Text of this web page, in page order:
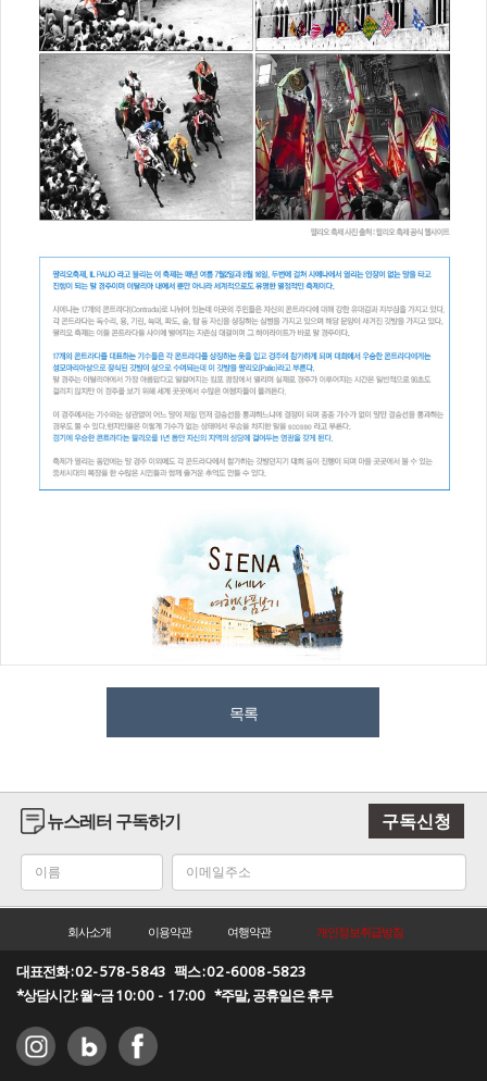
목록
뉴스레터 구독하기 구독신청
회사소개 이용약관 여행약관 개인정보취급방침
대표전화 :02-578-5843 팩스 :02-6008-5823
*상담시간: 월~금10:00 - 17:00 *주말, 공휴일은 휴무